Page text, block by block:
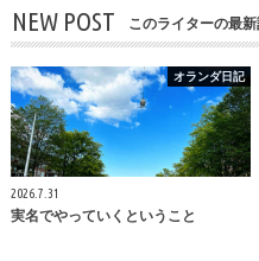
NEW POST このライターの最
オランダ日記
2026.7.31
実名でやっていくということ